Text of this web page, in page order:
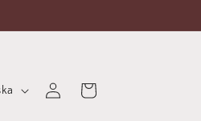
in
Varukorg